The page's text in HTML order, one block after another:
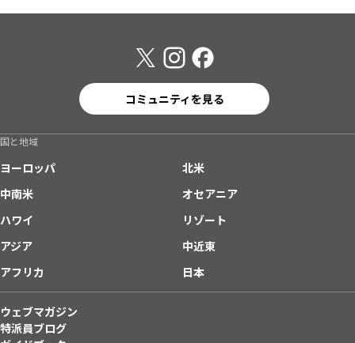
コミュニティを見る
国と地域
ヨーロッパ
北米
中南米
オセアニア
ハワイ
リゾート
アジア
中近東
アフリカ
日本
ウェブマガジン
特派員ブログ